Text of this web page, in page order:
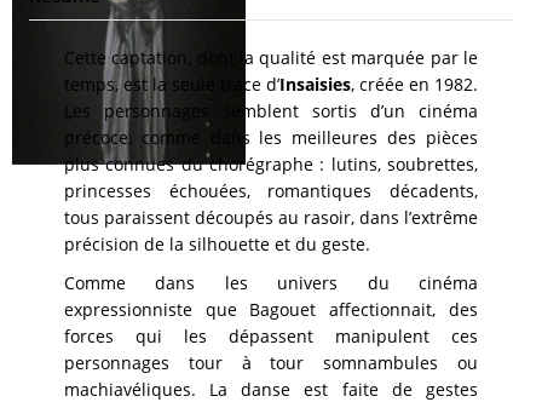
Cette captation, dont la qualité est marquée par le
temps, est la seule trace d’Insaisies, créée en 1982.
Les personnages semblent sortis d’un cinéma
précoce, comme dans les meilleures des pièces
plus connues du chorégraphe : lutins, soubrettes,
princesses échouées, romantiques décadents,
tous paraissent découpés au rasoir, dans l’extrême
précision de la silhouette et du geste.
Comme dans les univers du cinéma
expressionniste que Bagouet affectionnait, des
forces qui les dépassent manipulent ces
personnages tour à tour somnambules ou
machiavéliques. La danse est faite de gestes